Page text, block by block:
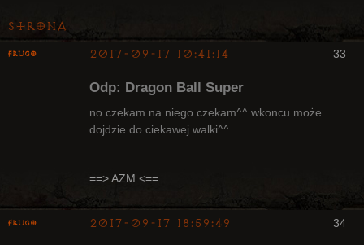
Strona
33
Frugo 2017-09-17 10:41:14
Odp: Dragon Ball Super
no czekam na niego czekam^^ wkoncu może
dojdzie do ciekawej walki^^
==> AZM <==
34
Frugo 2017-09-17 18:59:49